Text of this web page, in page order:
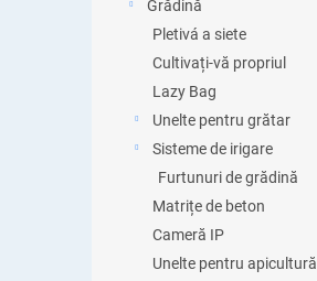
Grădină
Pletivá a siete
Cultivați-vă propriul
Lazy Bag
Unelte pentru grătar
Sisteme de irigare
Furtunuri de grădină
Matrițe de beton
Cameră IP
Unelte pentru apicultură